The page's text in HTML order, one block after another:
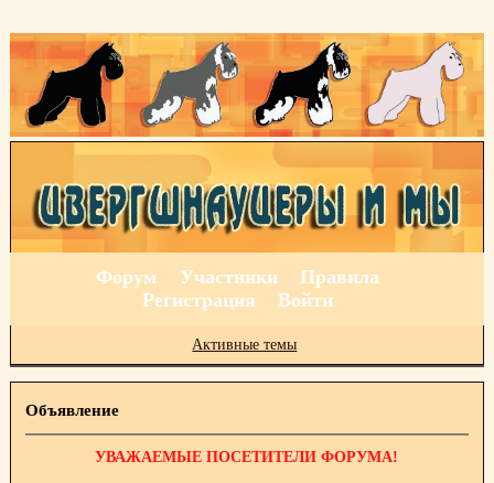
Форум Участники
Правила
Регистрация
Войти
Активные темы
Объявление
УВАЖАЕМЫЕ ПОСЕТИТЕЛИ ФОРУМА!